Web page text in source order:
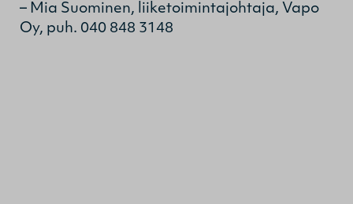
– Mia Suominen, liiketoimintajohtaja, Vapo
Oy, puh. 040 848 3148